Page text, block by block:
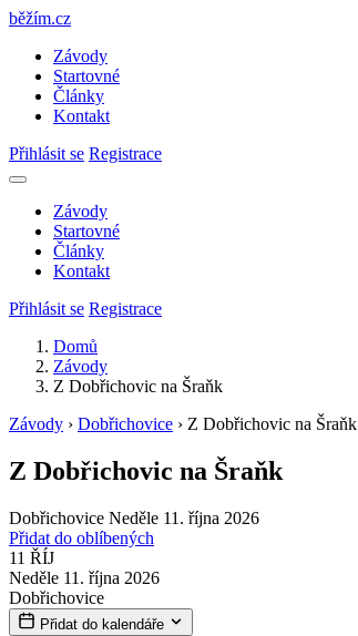
běžím.cz
Závody
Startovné
Články
Kontakt
Přihlásit se Registrace
Závody
Startovné
Články
Kontakt
Přihlásit se Registrace
Domů
Závody
Z Dobřichovic na Šraňk
Závody › Dobřichovice › Z Dobřichovic na Šraňk
Z Dobřichovic na Šraňk
Dobřichovice Neděle 11. října 2026
Přidat do oblíbených
11 ŘÍJ
Neděle 11. října 2026
Dobřichovice
Přidat do kalendáře